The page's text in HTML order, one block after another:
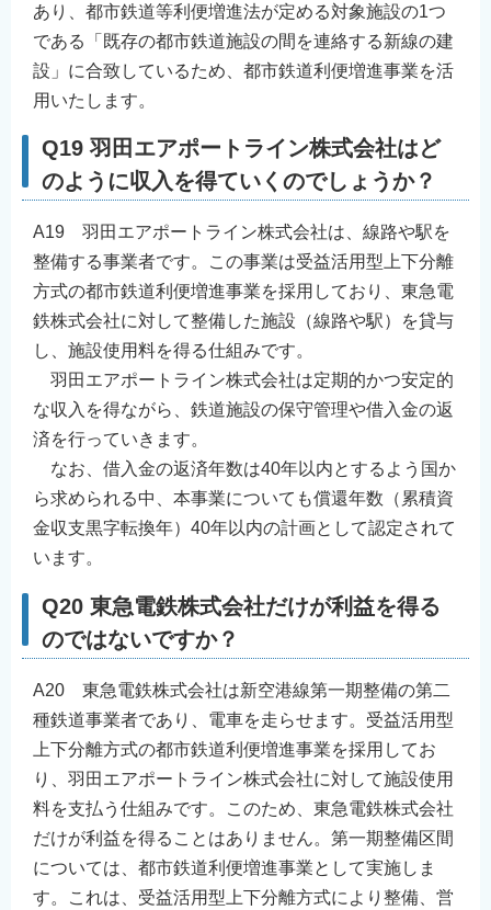
あり、都市鉄道等利便増進法が定める対象施設の1つ
である「既存の都市鉄道施設の間を連絡する新線の建
設」に合致しているため、都市鉄道利便増進事業を活
用いたします。
Q19 羽田エアポートライン株式会社はど
のように収入を得ていくのでしょうか？
A19 羽田エアポートライン株式会社は、線路や駅を
整備する事業者です。この事業は受益活用型上下分離
方式の都市鉄道利便増進事業を採用しており、東急電
鉄株式会社に対して整備した施設（線路や駅）を貸与
し、施設使用料を得る仕組みです。
羽田エアポートライン株式会社は定期的かつ安定的
な収入を得ながら、鉄道施設の保守管理や借入金の返
済を行っていきます。
なお、借入金の返済年数は40年以内とするよう国か
ら求められる中、本事業についても償還年数（累積資
金収支黒字転換年）40年以内の計画として認定されて
います。
Q20 東急電鉄株式会社だけが利益を得る
のではないですか？
A20 東急電鉄株式会社は新空港線第一期整備の第二
種鉄道事業者であり、電車を走らせます。受益活用型
上下分離方式の都市鉄道利便増進事業を採用してお
り、羽田エアポートライン株式会社に対して施設使用
料を支払う仕組みです。このため、東急電鉄株式会社
だけが利益を得ることはありません。第一期整備区間
については、都市鉄道利便増進事業として実施しま
す。これは、受益活用型上下分離方式により整備、営